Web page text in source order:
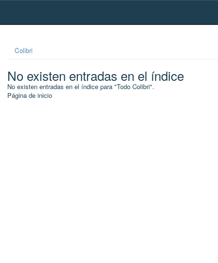
Skip
Colibri
No existen entradas en el índice
No existen entradas en el índice para "Todo Colibri".
Página de inicio